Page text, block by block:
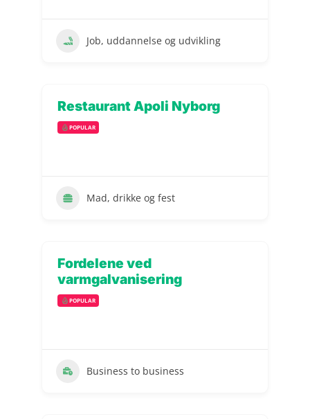
Job, uddannelse og udvikling
Restaurant Apoli Nyborg
POPULAR
Mad, drikke og fest
Fordelene ved
varmgalvanisering
POPULAR
Business to business